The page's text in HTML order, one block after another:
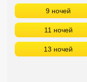
ПОИСК
Подбор